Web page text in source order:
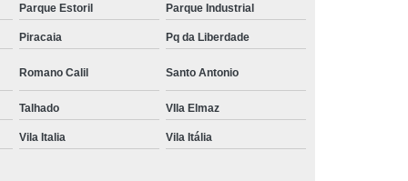
Parque Estoril Parque Industrial
Piracaia Pq da Liberdade
Romano Calil Santo Antonio
Talhado VIla Elmaz
Vila Italia Vila Itália